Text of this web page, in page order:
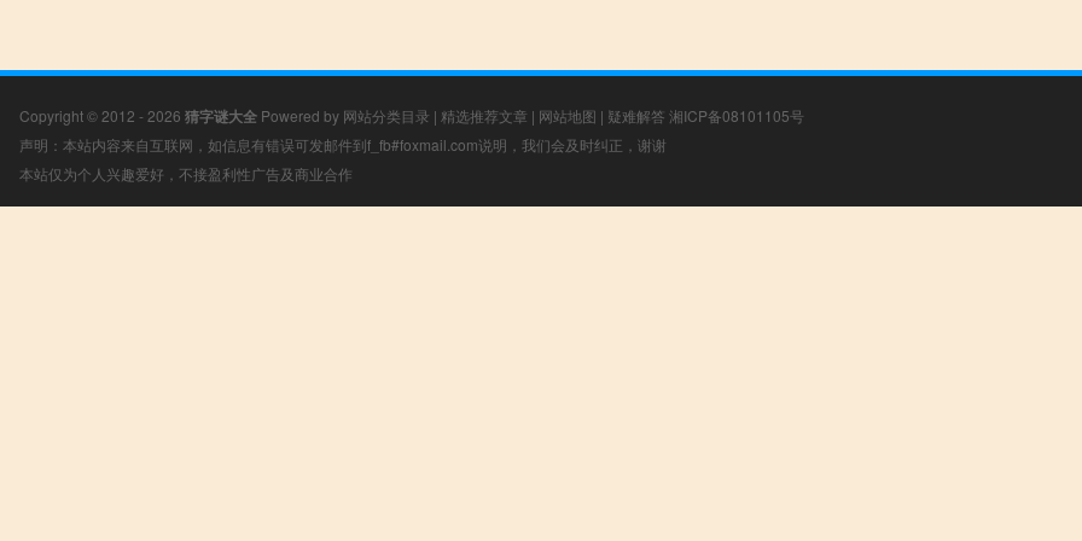
Copyright © 2012 - 2026 猜字谜大全 Powered by 网站分类目录 | 精选推荐文章 | 网站地图 | 疑难解答 湘ICP备08101105号
声明：本站内容来自互联网，如信息有错误可发邮件到f_fb#foxmail.com说明，我们会及时纠正，谢谢
本站仅为个人兴趣爱好，不接盈利性广告及商业合作